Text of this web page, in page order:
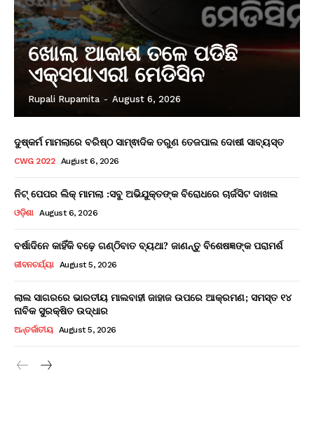
ଖୋଲା ଆକାଶ ତଳେ ପଡିଛି
ଏକ୍ସପାଏରୀ ମେଡିସିନ
Rupali Rupamita - August 6, 2026
ଦୁଷ୍କର୍ମ ମାମଲାରେ ବରିଷ୍ଠ ସାମ୍ଵାଦିକ ତରୁଣ ତେଜପାଲ ଦୋଷୀ ସାବ୍ୟସ୍ତ
CWG 2022 August 6, 2026
ନିଟ୍ ପେପର ଲିକ୍ ମାମଲା :ସବୁ ଅଭିଯୁକ୍ତଙ୍କ ବିରୋଧରେ ଚାର୍ଜସିଟ ଦାଖଲ
ଓଡ଼ିଶା August 6, 2026
ବର୍ଷାଦିନେ କାହିଁକି ବଢ଼େ ଗଣ୍ଠିବାତ ବ୍ୟଥା? ଜାଣନ୍ତୁ ବିଶେଷଜ୍ଞଙ୍କ ପରାମର୍ଶ
ଜୀବନଚର୍ଯ୍ୟା August 5, 2026
ଲାଲ ସାଗରରେ ଭାରତୀୟ ମାଲବାହୀ ଜାହାଜ ଉପରେ ଆକ୍ରମଣ; ସମସ୍ତ ୧୪
ନାବିକ ସୁରକ୍ଷିତ ଉଦ୍ଧାର
ଅନ୍ତର୍ଜାତୀୟ August 5, 2026